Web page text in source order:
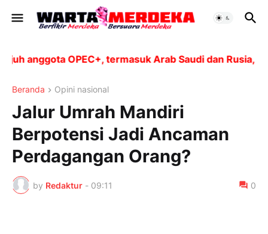
OPEC+, termasuk Arab Saudi dan Rusia, akan
Beranda Opini nasional
Jalur Umrah Mandiri
Berpotensi Jadi Ancaman
Perdagangan Orang?
by Redaktur - 09:11 0